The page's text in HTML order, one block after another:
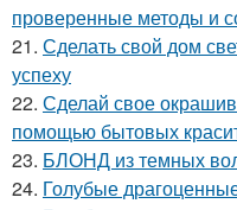
проверенные методы и
21. Сделать свой дом
успеху
22. Сделай свое
помощью бытовых
23. БЛОНД из темных
24. Голубые